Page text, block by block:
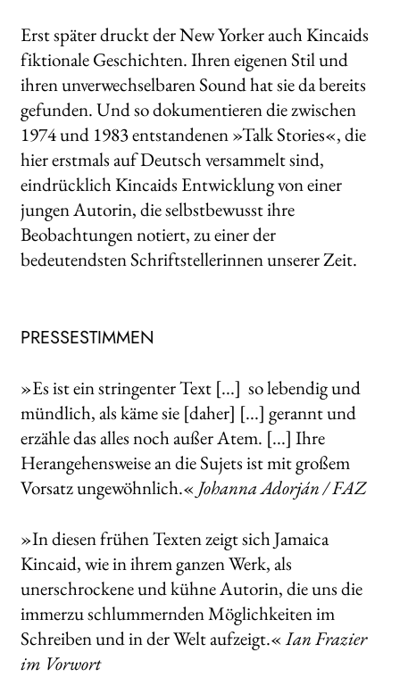
Erst später druckt der New Yorker auch Kincaids
fiktionale Geschichten. Ihren eigenen Stil und
ihren unverwechselbaren Sound hat sie da bereits
gefunden. Und so dokumentieren die zwischen
1974 und 1983 entstandenen »Talk Stories«, die
hier erstmals auf Deutsch versammelt sind,
eindrücklich Kincaids Entwicklung von einer
jungen Autorin, die selbstbewusst ihre
Beobachtungen notiert, zu einer der
bedeutendsten Schriftstellerinnen unserer Zeit.
PRESSESTIMMEN
»Es ist ein stringenter Text [...] so lebendig und
mündlich, als käme sie [daher] [...] gerannt und
erzähle das alles noch außer Atem. [...] Ihre
Herangehensweise an die Sujets ist mit großem
Vorsatz ungewöhnlich.« Johanna Adorján / FAZ
»In diesen frühen Texten zeigt sich Jamaica
Kincaid, wie in ihrem ganzen Werk, als
unerschrockene und kühne Autorin, die uns die
immerzu schlummernden Möglichkeiten im
Schreiben und in der Welt aufzeigt.«Ian Frazier
im Vorwort